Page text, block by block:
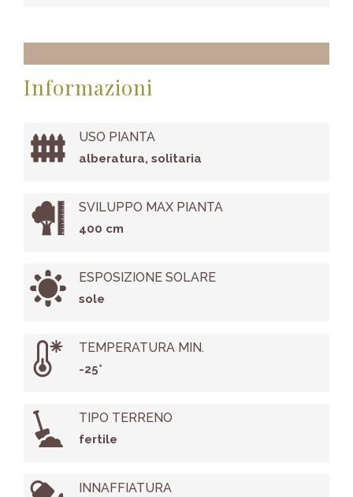
Informazioni
USO PIANTA
alberatura, solitaria
SVILUPPO MAX PIANTA
400 cm
ESPOSIZIONE SOLARE
sole
TEMPERATURA MIN.
-25°
TIPO TERRENO
fertile
INNAFFIATURA